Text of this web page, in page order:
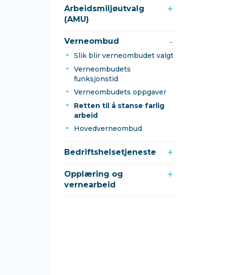
Arbeidsmiljøutvalg
(AMU)
Verneombud
Slik blir verneombudet valgt
Verneombudets
funksjonstid
Verneombudets oppgaver
Retten til å stanse farlig
arbeid
Hovedverneombud
Bedriftshelsetjeneste
Opplæring og
vernearbeid